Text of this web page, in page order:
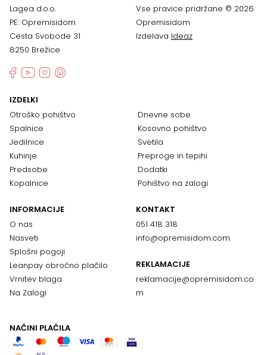
Lagea d.o.o.
PE: Opremisidom
Cesta Svobode 31
8250 Brežice
Vse pravice pridržane © 2026
Opremisidom
Izdelava Ideaz
IZDELKI
Otroško pohištvo
Spalnice
Jedilnice
Kuhinje
Predsobe
Kopalnice
Dnevne sobe
Kosovno pohištvo
Svetila
Preproge in tepihi
Dodatki
Pohištvo na zalogi
INFORMACIJE
O nas
Nasveti
Splošni pogoji
Leanpay obročno plačilo
Vrnitev blaga
Na Zalogi
KONTAKT
051 418 318
info@opremisidom.com
REKLAMACIJE
reklamacije@opremisidom.co
m
NAČINI PLAČILA